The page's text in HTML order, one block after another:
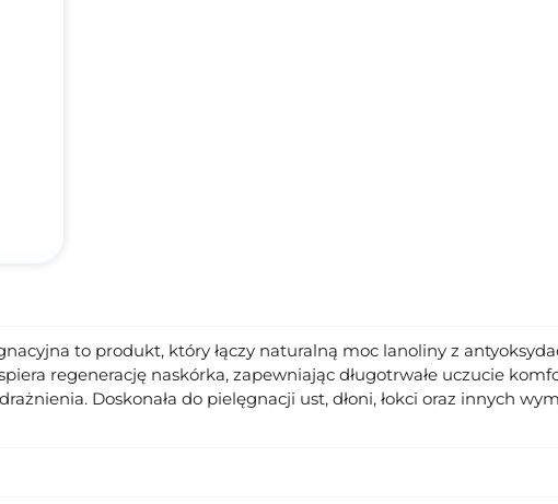
to produkt, który łączy naturalną moc lanoliny z
regenerację naskórka, zapewniając długotrwałe uczucie
Doskonała do pielęgnacji ust, dłoni, łokci oraz innych